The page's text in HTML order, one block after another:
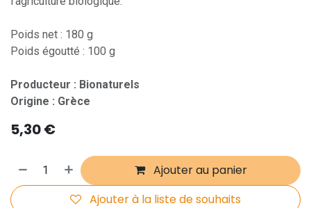
Poids net : 180 g
Poids égoutté : 100 g
Producteur : Bionaturels
Origine : Grèce
5,30€
Ajouter au panier
Ajouter à la liste de souhaits